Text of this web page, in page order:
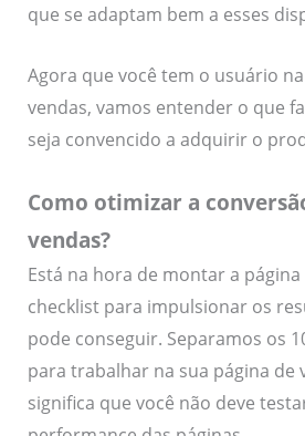
que se adaptam bem a esses
Agora que você tem o usuário
vendas, vamos entender o que
seja convencido a adquirir o
Como otimizar a
vendas?
Está na hora de montar a
checklist para impulsionar os
pode conseguir. Separamos os
para trabalhar na sua página de
significa que você não deve